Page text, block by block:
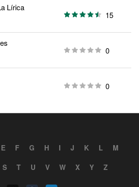
Lírica
15
0
0
E F G H I J K L
M
S T U V W X Y Z